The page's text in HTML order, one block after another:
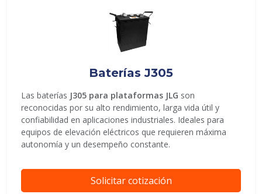
Baterías J305
Las baterías J305 para plataformas JLG son
reconocidas por su alto rendimiento, larga vida útil y
confiabilidad en aplicaciones industriales. Ideales para
equipos de elevación eléctricos que requieren máxima
autonomía y un desempeño constante.
Solicitar cotización